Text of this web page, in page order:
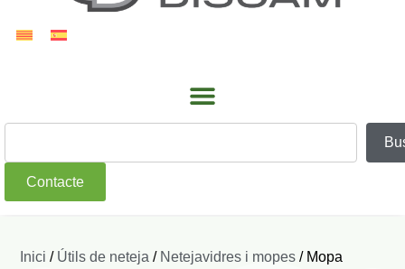
Contacte
Inici / Útils de neteja / Netejavidres i mopes / Mopa